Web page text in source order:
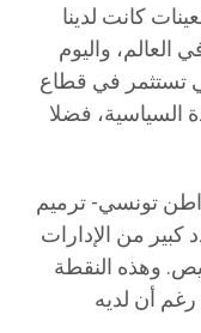
كانت لدينا
واليوم
تستثمر في قطاع
السياسية، فضلا
تونسي- ترميم
من الإدارات
وهذه النقطة
رغم أن لديه